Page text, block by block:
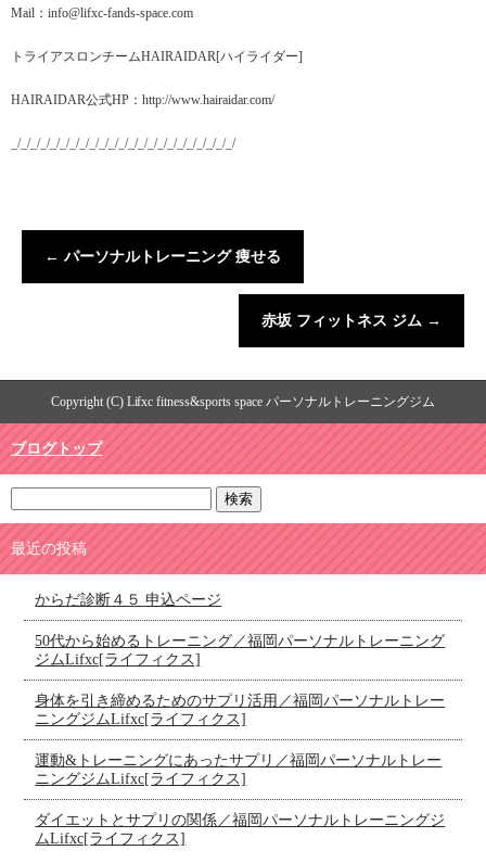
Mail：info@lifxc-fands-space.com
トライアスロンチームHAIRAIDAR[ハイライダー]
HAIRAIDAR公式HP：http://www.hairaidar.com/
_/_/_/_/_/_/_/_/_/_/_/_/_/_/_/_/_/_/_/_/_/_/_/
← パーソナルトレーニング 痩せる
赤坂 フィットネス ジム →
Copyright (C) Lifxc fitness&sports space パーソナルトレーニングジム
ブログトップ
最近の投稿
からだ診断４５ 申込ページ
50代から始めるトレーニング／福岡パーソナルトレーニング
ジムLifxc[ライフィクス]
身体を引き締めるためのサプリ活用／福岡パーソナルトレー
ニングジムLifxc[ライフィクス]
運動&トレーニングにあったサプリ／福岡パーソナルトレー
ニングジムLifxc[ライフィクス]
ダイエットとサプリの関係／福岡パーソナルトレーニングジ
ムLifxc[ライフィクス]